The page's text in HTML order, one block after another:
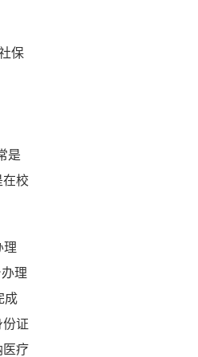
保
是
在校
理
理
成
证
医疗